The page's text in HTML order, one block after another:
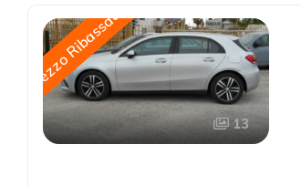
Prezzo Ribassato
13